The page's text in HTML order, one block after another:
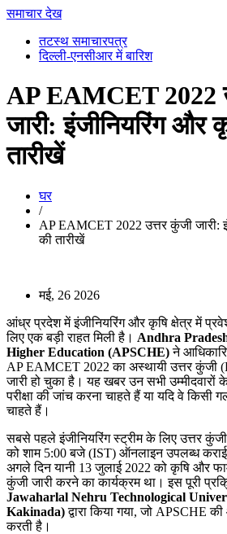
समाचार देख
तटस्थ समाचारपत्र
दिल्ली-एनसीआर में बारिश
AP EAMCET 2022
जारी: इंजीनियरिंग और
तारीखें
घर
/
AP EAMCET 2022 उत्तर कुंजी जारी:
की तारीखें
मई, 26 2026
आंध्र प्रदेश में इंजीनियरिंग और कृषि क्षेत्र में
लिए एक बड़ी राहत मिली है। Andhra
Higher Education (APSCHE)ने
AP EAMCET 2022 का अस्थायी उत्तर कुंजी
जारी हो चुका है। यह खबर उन सभी उम्मीदवारों
परीक्षा की जांच करना चाहते हैं या यदि वे किसी
चाहते हैं।
सबसे पहले इंजीनियरिंग स्ट्रीम के लिए उत्तर कुंजी
को शाम 5:00 बजे (IST) ऑनलाइन उपलब्ध
अगले दिन यानी 13 जुलाई 2022 को कृषि और
कुंजी जारी करने का कार्यक्रम था। इस पूरी
Jawaharlal Nehru Technological
Kakinada)द्वारा किया गया, जो APSCHE
करती है।